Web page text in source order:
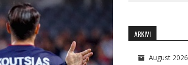
ARKIVI
August 2026